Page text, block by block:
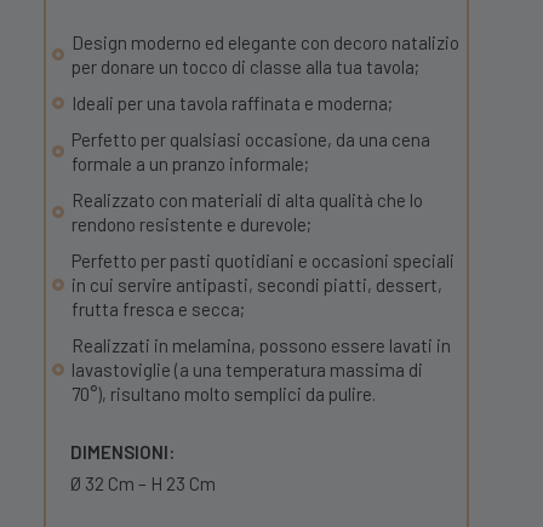
Design moderno ed elegante con decoro natalizio
per donare un tocco di classe alla tua tavola;
Ideali per una tavola raffinata e moderna;
Perfetto per qualsiasi occasione, da una cena
formale a un pranzo informale;
Realizzato con materiali di alta qualità che lo
rendono resistente e durevole;
Perfetto per pasti quotidiani e occasioni speciali
in cui servire antipasti, secondi piatti, dessert,
frutta fresca e secca;
Realizzati in melamina, possono essere lavati in
lavastoviglie (a una temperatura massima di
70°), risultano molto semplici da pulire.
DIMENSIONI:
Ø 32 Cm – H 23 Cm